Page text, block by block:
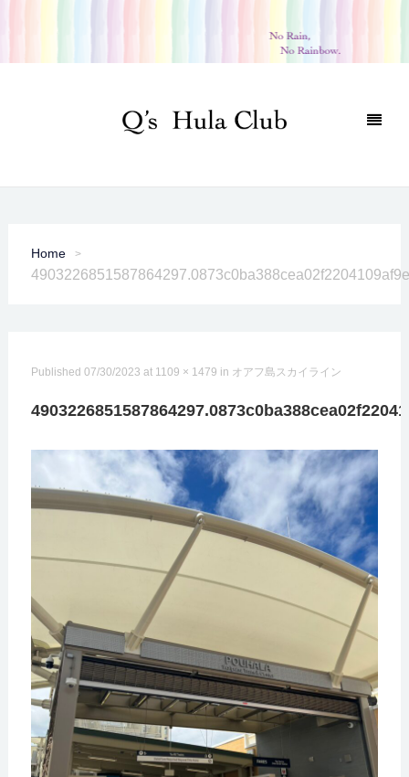
Home
Published 07/30/2023 at 1109 × 1479 in オアフ島スカイライン